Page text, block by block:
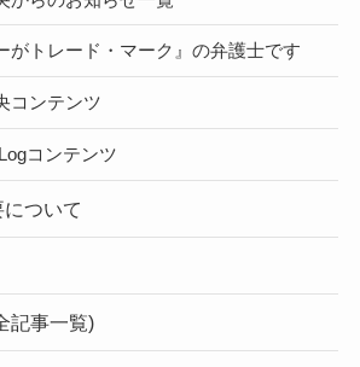
がトレード・マーク』の弁護士です
コンテンツ
コンテンツ
ついて
記事一覧)